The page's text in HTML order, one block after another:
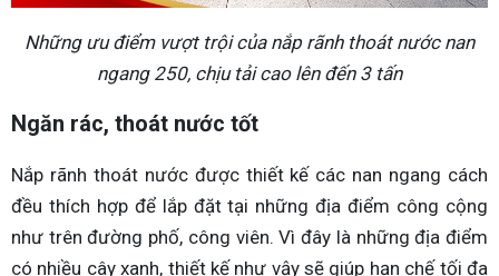
Những ưu điểm vượt trội của nắp rãnh thoát nước nan
ngang 250, chịu tải cao lên đến 3 tấn
Ngăn rác, thoát nước tốt
Nắp rãnh thoát nước được thiết kế các nan ngang cách
đều thích hợp để lắp đặt tại những địa điểm công cộng
như trên đường phố, công viên. Vì đây là những địa điểm
có nhiều cây xanh, thiết kế như vậy sẽ giúp hạn chế tối đa